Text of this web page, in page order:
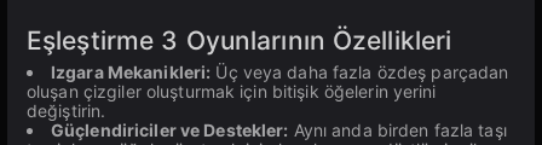
Eşleştirme 3 Oyunlarının Özellikleri
Izgara Mekanikleri: Üç veya daha fazla özdeş parçadan
oluşan çizgiler oluşturmak için bitişik öğelerin yerini
değiştirin.
Güçlendiriciler ve Destekler: Aynı anda birden fazla taşı